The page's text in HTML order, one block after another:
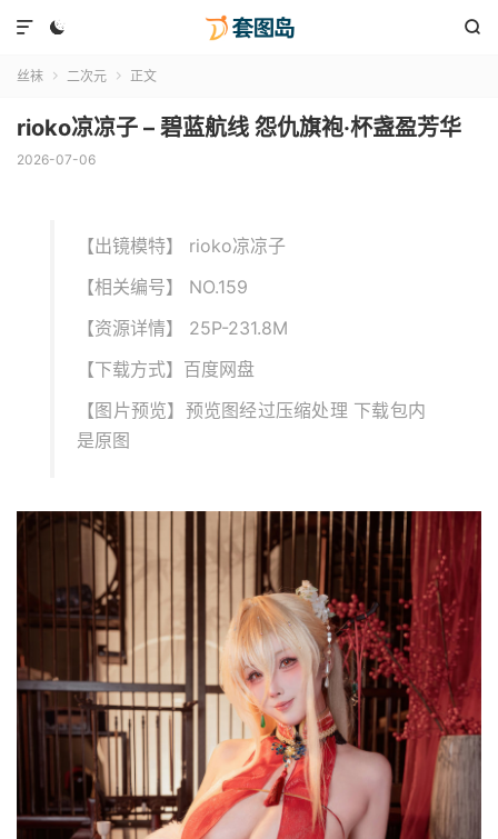
 

丝袜  二次元  正文
rioko凉凉子 – 碧蓝航线 怨仇旗袍·杯盏盈芳华
2026-07-06
【出镜模特】 rioko凉凉子
【相关编号】 NO.159
【资源详情】 25P-231.8M
【下载方式】百度网盘
【图片预览】预览图经过压缩处理 下载包内
是原图